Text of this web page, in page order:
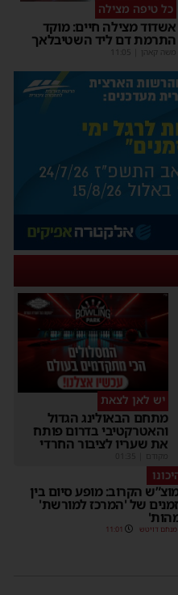
כל טיפה מצילה
אשדוד מצילה חיים: מוקד
התרמת דם ליד השטיבלאך
משה קאהן 11:05
יש לאן לצאת
מתחם הבאולינג הגדול
והאטרקטיבי בדרום פותח
את שעריו לציבור החרדי
מקודם
הקרוב: מופע סיום בין
של 'המרכז למורשת'
מנחם דויטש 11:01